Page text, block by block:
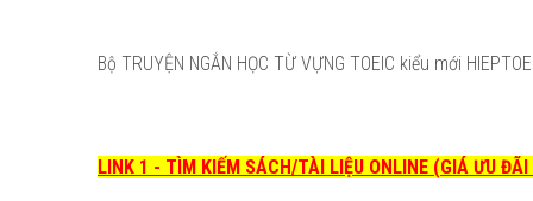
Bộ TRUYỆN NGẮN HỌC TỪ VỰNG TOEIC kiểu mới
LINK 1 - TÌM KIẾM SÁCH/TÀI LIỆU ONLINE (GIÁ ƯU